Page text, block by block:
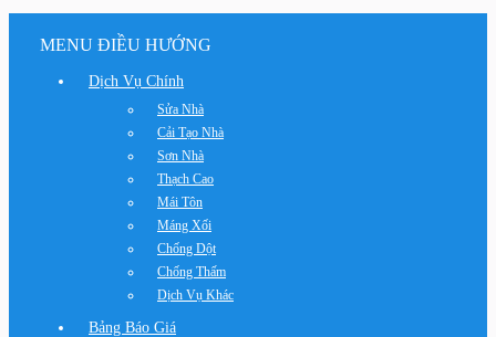
MENU ĐIỀU HƯỚNG
Dịch Vụ Chính
Sửa Nhà
Cải Tạo Nhà
Sơn Nhà
Thạch Cao
Mái Tôn
Máng Xối
Chống Dột
Chống Thấm
Dịch Vụ Khác
Bảng Báo Giá